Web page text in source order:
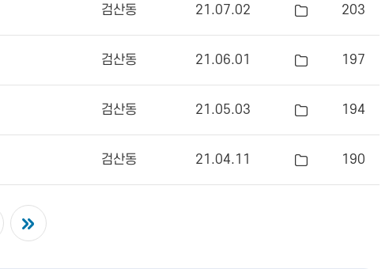
검산동 21.07.02 203
검산동 21.06.01 197
검산동 21.05.03 194
검산동 21.04.11 190